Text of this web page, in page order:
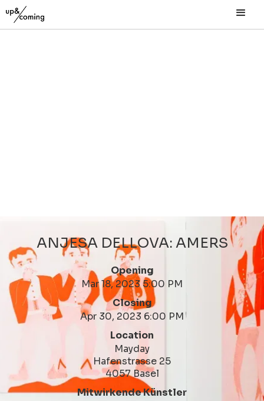
ANJESA DELLOVA: AMERS
Opening
Mar 18, 2023 5:00 PM
Closing
Apr 30, 2023 6:00 PM
Location
Mayday
Hafenstrasse 25
4057 Basel
Mitwirkende Künstler